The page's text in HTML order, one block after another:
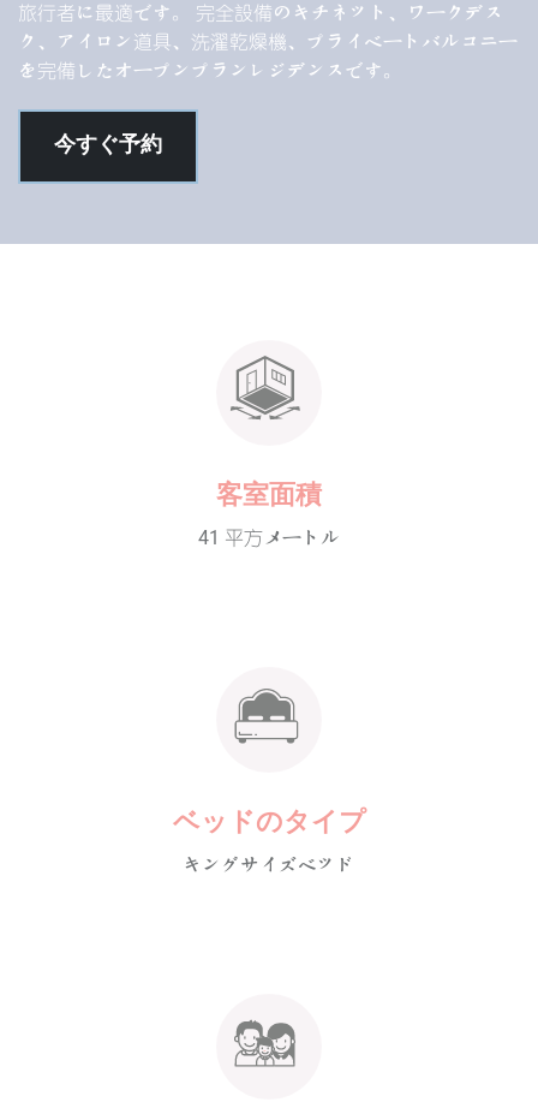
旅行者に最適です。 完全設備のキチネット、ワークデス
ク、アイロン道具、洗濯乾燥機、プライベートバルコニー
を完備したオープンプランレジデンスです。
今すぐ予約
客室面積
41 平方メートル
ベッドのタイプ
キングサイズベッド